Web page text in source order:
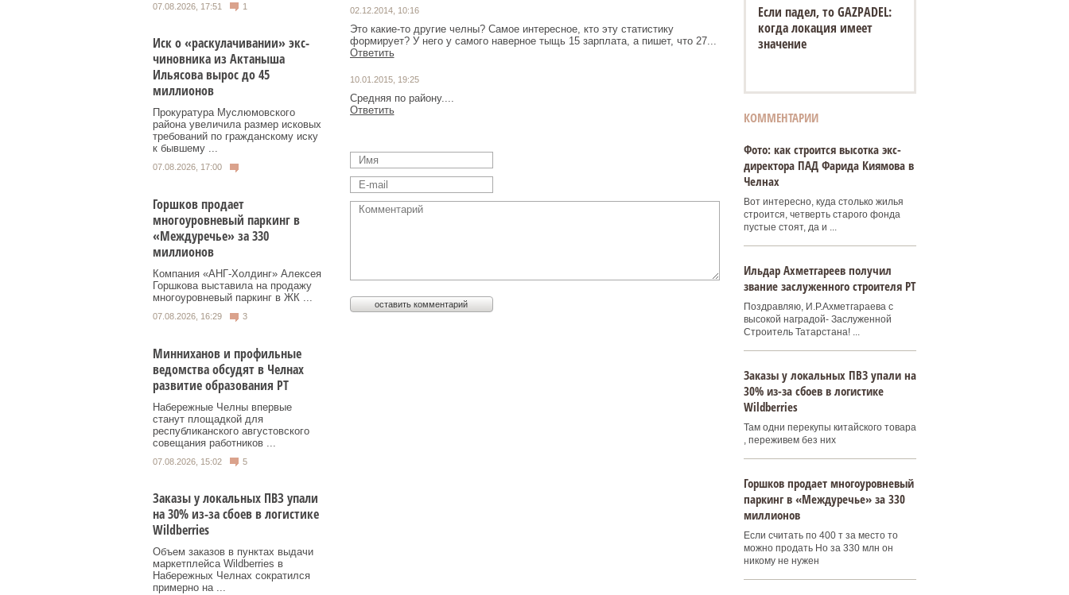
07.08.2026, 17:51 1
Иск о «раскулачивании» экс-
чиновника из Актаныша
Ильясова вырос до 45
миллионов
Прокуратура Муслюмовского
района увеличила размер исковых
требований по гражданскому иску
к бывшему ...
07.08.2026, 17:00
Горшков продает
многоуровневый паркинг в
«Междуречье» за 330
миллионов
Компания «АНГ-Холдинг» Алексея
Горшкова выставила на продажу
многоуровневый паркинг в ЖК ...
07.08.2026, 16:29 3
Минниханов и профильные
ведомства обсудят в Челнах
развитие образования РТ
Набережные Челны впервые
станут площадкой для
республиканского августовского
совещания работников ...
07.08.2026, 15:02 5
Заказы у локальных ПВЗ упали
на 30% из-за сбоев в логистике
Wildberries
Объем заказов в пунктах выдачи
маркетплейса Wildberries в
Набережных Челнах сократился
примерно на ...
02.12.2014, 10:16
Это какие-то другие челны? Самое интересное, кто эту статистику
формирует? У него у самого наверное тыщь 15 зарплата, а пишет, что 27...
Ответить
10.01.2015, 19:25
Средняя по району....
Ответить
Если падел, то GAZPADEL:
когда локация имеет
значение
КОММЕНТАРИИ
Фото: как строится высотка экс-
директора ПАД Фарида Киямова в
Челнах
Вот интересно, куда столько жилья
строится, четверть старого фонда
пустые стоят, да и ...
Ильдар Ахметгареев получил
звание заслуженного строителя РТ
Поздравляю, И.Р.Ахметгараева с
высокой наградой- Заслуженной
Строитель Татарстана! ...
Заказы у локальных ПВЗ упали на
30% из-за сбоев в логистике
Wildberries
Там одни перекупы китайского товара
, переживем без них
Горшков продает многоуровневый
паркинг в «Междуречье» за 330
миллионов
Если считать по 400 т за место то
можно продать Но за 330 млн он
никому не нужен